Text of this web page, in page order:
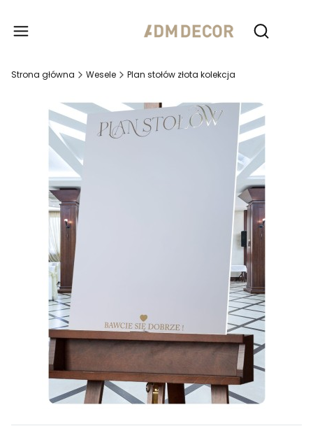
Otwórz
Strona główna Wesele Plan stołów złota kolekcja